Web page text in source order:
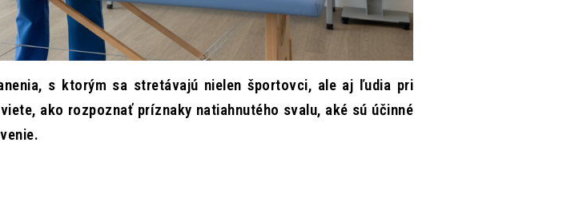
s ktorým sa stretávajú nielen športovci, ale aj ľudia pri
ako rozpoznať príznaky natiahnutého svalu, aké sú účinné